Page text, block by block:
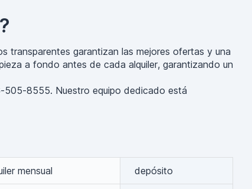
transparentes garantizan las mejores ofertas y una
a fondo antes de cada alquiler, garantizando un
505-8555. Nuestro equipo dedicado está
mensual depósito